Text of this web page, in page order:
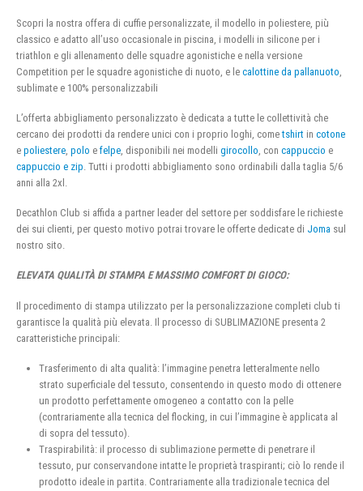
Scopri la nostra offera di cuffie personalizzate, il modello in poliestere, più
classico e adatto all’uso occasionale in piscina, i modelli in silicone per i
triathlon e gli allenamento delle squadre agonistiche e nella versione
Competition per le squadre agonistiche di nuoto, e le calottine da pallanuoto
sublimate e 100% personalizzabili
L’offerta abbigliamento personalizzato è dedicata a tutte le collettività che
cercano dei prodotti da rendere unici con i proprio loghi, cometshirt in cotone
e poliestere polo e felpe , disponibili nei modelli girocollo , con cappuccio e
cappuccio e zip . Tutti i prodotti abbigliamento sono ordinabili dalla taglia 5/6
anni alla 2xl.
Decathlon Club si affida a partner leader del settore per soddisfare le richieste
dei sui clienti, per questo motivo potrai trovare le offerte dedicate di Joma sul
nostro sito.
ELEVATA QUALITÀ DI STAMPA E MASSIMO COMFORT DI GIOCO:
Il procedimento di stampa utilizzato per la personalizzazione completi club ti
garantisce la qualità più elevata. Il processo di SUBLIMAZIONE presenta 2
caratteristiche principali:
Trasferimento di alta qualità: l’immagine penetra letteralmente nello
strato superficiale del tessuto, consentendo in questo modo di ottenere
un prodotto perfettamente omogeneo a contatto con la pelle
(contrariamente alla tecnica del flocking, in cui l’immagine è applicata al
di sopra del tessuto).
Traspirabilità: il processo di sublimazione permette di penetrare il
tessuto, pur conservandone intatte le proprietà traspiranti; ciò lo rende il
prodotto ideale in partita. Contrariamente alla tradizionale tecnica del